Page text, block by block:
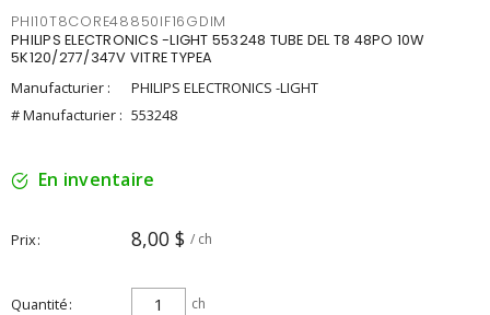
PHI10T8CORE48850IF16GDIM
PHILIPS ELECTRONICS -LIGHT 553248 TUBE DEL T8 48PO 10W
5K120/277/347V VITRE TYPEA
Manufacturier :
PHILIPS ELECTRONICS -LIGHT
# Manufacturier : 553248
En inventaire
Prix 8,00 $ / ch
Quantité ch